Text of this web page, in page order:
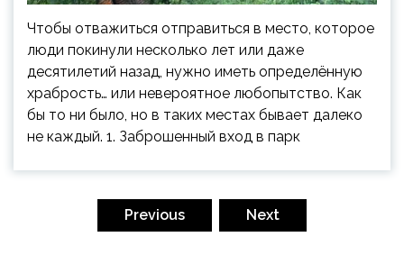
Чтобы отважиться отправиться в место, которое
люди покинули несколько лет или даже
десятилетий назад, нужно иметь определённую
храбрость… или невероятное любопытство. Как
бы то ни было, но в таких местах бывает далеко
не каждый. 1. Заброшенный вход в парк
Previous Next